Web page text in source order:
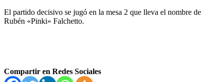
El partido decisivo se jugó en la mesa 2 que lleva el nombre de
Rubén «Pinki» Falchetto.
Compartir en Redes Sociales